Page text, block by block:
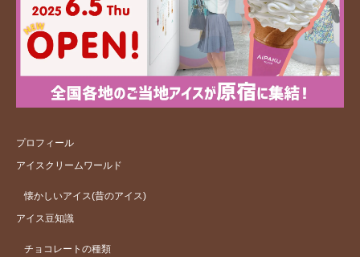
プロフィール
アイスクリームワールド
懐かしいアイス(昔のアイス)
アイス豆知識
チョコレートの種類